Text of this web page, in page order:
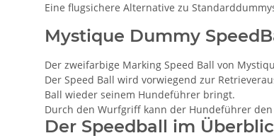
Eine flugsichere Alternative zu
Mystique Dummy
Der zweifarbige Marking Speed Ball von
Der Speed Ball wird vorwiegend zur
Ball wieder seinem Hundeführer bringt.
Durch den Wurfgriff kann der Hundeführer
Der Speedball im